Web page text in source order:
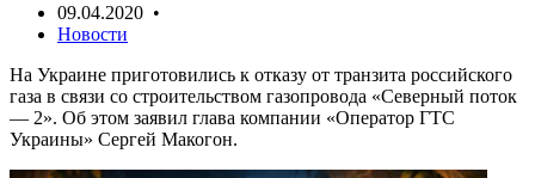
09.04.2020 •
Новости
На Украине приготовились к отказу от транзита российского
газа в связи со строительством газопровода «Северный поток
— 2». Об этом заявил глава компании «Оператор ГТС
Украины» Сергей Макогон.